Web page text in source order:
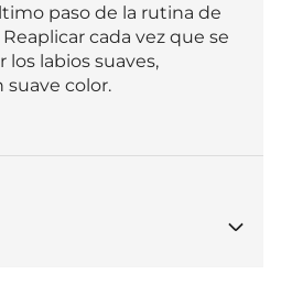
paso de la rutina de
cada vez que se
los labios suaves,
color.